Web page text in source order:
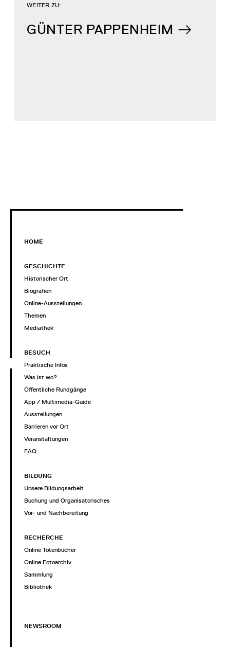
GÜNTER PAPPENHEIM
WEITER ZU:
HOME
GESCHICHTE
Historischer Ort
Biografien
Online-Ausstellungen
Themen
Mediathek
BESUCH
Praktische Infos
Was ist wo?
Öffentliche Rundgänge
App / Multimedia-Guide
Ausstellungen
Barrieren vor Ort
Veranstaltungen
FAQ
BILDUNG
Unsere Bildungsarbeit
Buchung und Organisatorisches
Vor- und Nachbereitung
RECHERCHE
Online Totenbücher
Online Fotoarchiv
Sammlung
Bibliothek
NEWSROOM